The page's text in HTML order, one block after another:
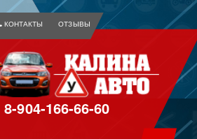
КОНТАКТЫ ОТЗЫВЫ
8-904-166-66-60